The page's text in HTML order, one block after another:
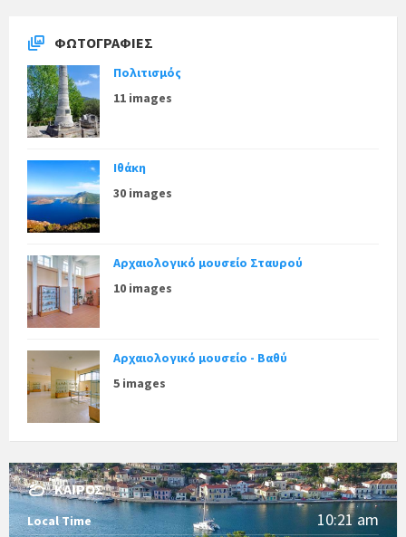
ΦΩΤΟΓΡΑΦΊΕΣ
Πολιτισμός
11 images
Ιθάκη
30 images
Αρχαιολογικό μουσείο Σταυρού
10 images
Αρχαιολογικό μουσείο - Βαθύ
5 images
ΚΑΙΡΌΣ
Local Time 10:21 am